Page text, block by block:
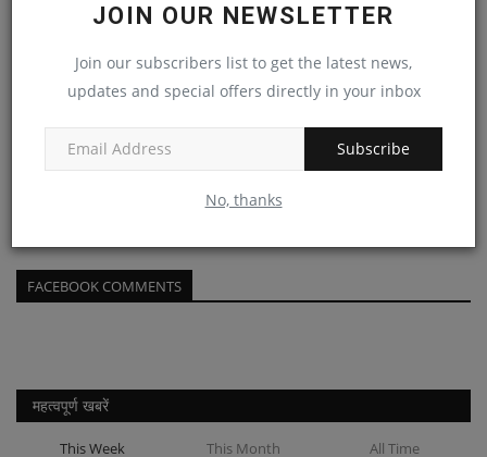
JOIN OUR NEWSLETTER
Join our subscribers list to get the latest news,
updates and special offers directly in your inbox
Subscribe
No, thanks
FACEBOOK COMMENTS
महत्वपूर्ण खबरें
This Week This Month All Time